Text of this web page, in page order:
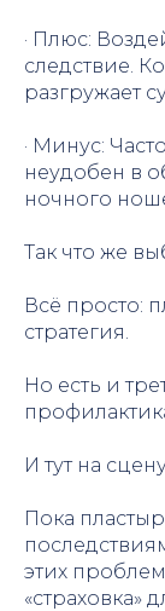
· Плюс:
следствие.
разгружает
· Минус:
неудобен в
ночного
Так что же
Всё просто:
стратегия.
Но есть и
И тут на
Пока
этих
«страховка»